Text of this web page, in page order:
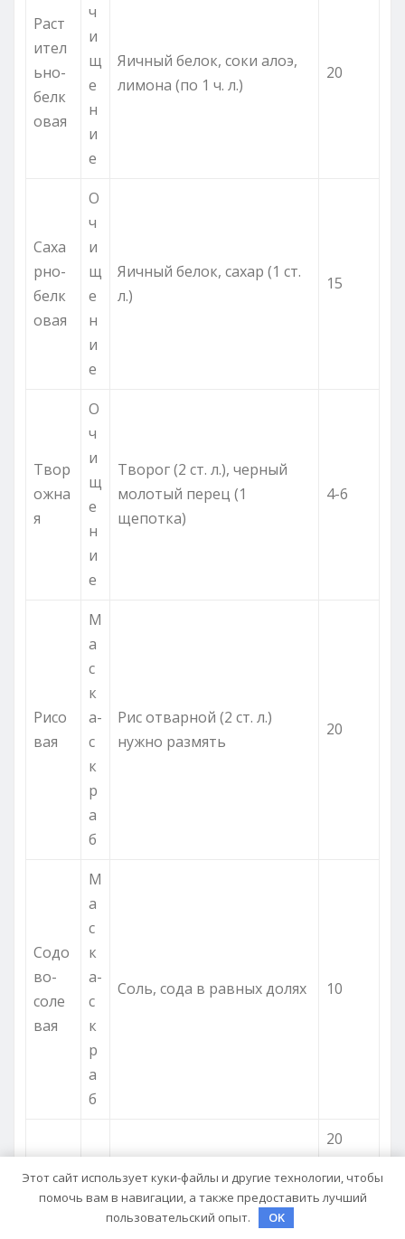
Раст
ител
ьно-
белк
овая
ч
и
щ
е
н
и
е
Яичный белок, соки алоэ,
лимона (по 1 ч. л.)
20
Саха
рно-
белк
овая
О
ч
и
щ
е
н
и
е
Яичный белок, сахар (1 ст.
л.)
15
Твор
ожна
я
О
ч
и
щ
е
н
и
е
Творог (2 ст. л.), черный
молотый перец (1
щепотка)
4-6
Рисо
вая
М
а
с
к
а-
с
к
р
а
б
Рис отварной (2 ст. л.)
нужно размять
20
Содо
во-
соле
вая
М
а
с
к
а-
с
к
р
а
б
Соль, сода в равных долях 10
О
ч
Морковь, огурец (по 1
20
Нанос
ить
Этот сайт использует куки-файлы и другие технологии, чтобы
помочь вам в навигации, а также предоставить лучший
пользовательский опыт.
OK